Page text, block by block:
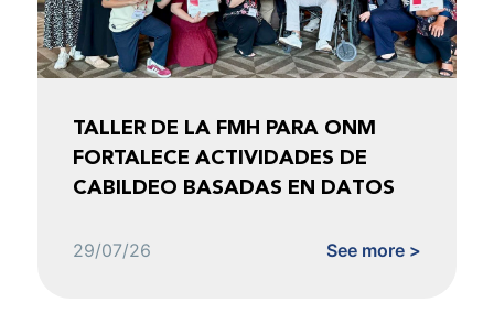
TALLER DE LA FMH PARA ONM
FORTALECE ACTIVIDADES DE
CABILDEO BASADAS EN DATOS
29/07/26 See more >